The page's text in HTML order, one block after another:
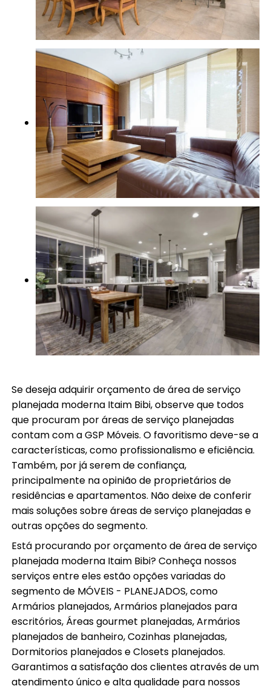
Se deseja adquirir orçamento de área de serviço
planejada moderna Itaim Bibi, observe que todos
que procuram por áreas de serviço planejadas
contam com a GSP Móveis. O favoritismo deve-se a
características, como profissionalismo e eficiência.
Também, por já serem de confiança,
principalmente na opinião de proprietários de
residências e apartamentos. Não deixe de conferir
mais soluções sobre áreas de serviço planejadas e
outras opções do segmento.
Está procurando por orçamento de área de serviço
planejada moderna Itaim Bibi? Conheça nossos
serviços entre eles estão opções variadas do
segmento de MÓVEIS - PLANEJADOS, como
Armários planejados, Armários planejados para
escritórios, Áreas gourmet planejadas, Armários
planejados de banheiro, Cozinhas planejadas,
Dormitorios planejados e Closets planejados.
Garantimos a satisfação dos clientes através de um
atendimento único e alta qualidade para nossos